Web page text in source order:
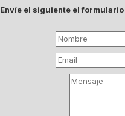
Envíe el siguiente el